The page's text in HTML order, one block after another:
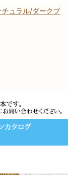
ュラル/ダークブ